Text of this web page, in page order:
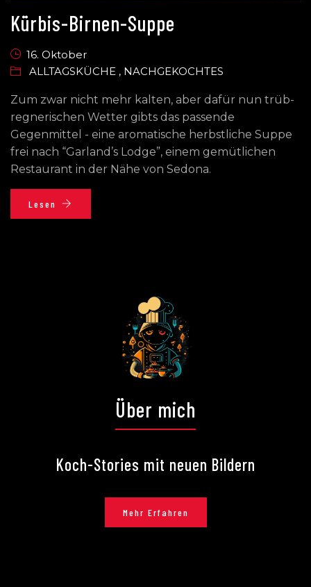
Kürbis-Birnen-Suppe
16. Oktober
ALLTAGSKÜCHE , NACHGEKOCHTES
Zum zwar nicht mehr kalten, aber dafür nun trüb-
regnerischen Wetter gibts das passende
Gegenmittel - eine aromatische herbstliche Suppe
frei nach “Garland’s Lodge”, einem gemütlichen
Restaurant in der Nähe von Sedona.
Lesen
Über mich
Koch-Stories mit neuen Bildern
Mehr Erfahren